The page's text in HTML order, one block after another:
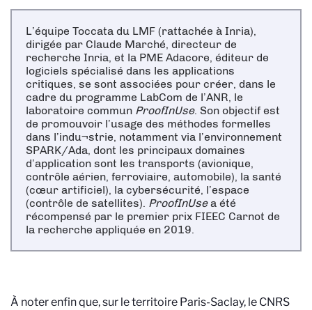
L’équipe Toccata du LMF (rattachée à Inria),
dirigée par Claude Marché, directeur de
recherche Inria, et la PME Adacore, éditeur de
logiciels spécialisé dans les applications
critiques, se sont associées pour créer, dans le
cadre du programme LabCom de l’ANR, le
laboratoire commun ProofInUse. Son objectif est
de promouvoir l’usage des méthodes formelles
dans l’indu¬strie, notamment via l’environnement
SPARK/Ada, dont les principaux domaines
d’application sont les transports (avionique,
contrôle aérien, ferroviaire, automobile), la santé
(cœur artificiel), la cybersécurité, l’espace
(contrôle de satellites). ProofInUsea été
récompensé par le premier prix FIEEC Carnot de
la recherche appliquée en 2019.
À noter enfin que, sur le territoire Paris-Saclay, le CNRS